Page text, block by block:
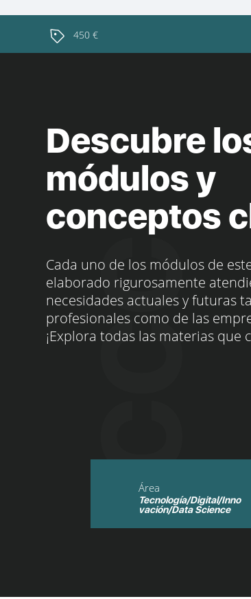
450 €
Descubre
módulos y
conceptos
Cada uno de los módulos de
elaborado rigurosamente
necesidades actuales y futuras
profesionales como de las
¡Explora todas las materias que
Área
Tecnología/Digital/Inno
vación/Data Science